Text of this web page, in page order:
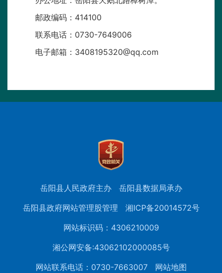
邮政编码：414100
联系电话：0730-7649006
电子邮箱：3408195320@qq.com
岳阳县人民政府主办
岳阳县数据局承办
岳阳县政府网站管理股管理
湘ICP备20014572号
网站标识码：4306210009
湘公网安备:43062102000085号
网站联系电话：0730-7663007
网站地图